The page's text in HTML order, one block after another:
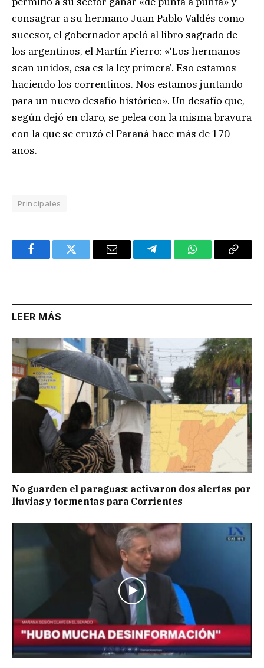
consagrar a su hermano Juan Pablo Valdés como
sucesor, el gobernador apeló al libro sagrado de
los argentinos, el Martín Fierro: «‘Los hermanos
sean unidos, esa es la ley primera’. Eso estamos
haciendo los correntinos. Nos estamos juntando
para un nuevo desafío histórico». Un desafío que,
según dejó en claro, se pelea con la misma bravura
con la que se cruzó el Paraná hace más de 170
años.
Principales
FacebookTwitter Email TelegramWhatsAppCopy
LEER MÁS
No guarden el paraguas: activaron dos alertas por
lluvias y tormentas para Corrientes